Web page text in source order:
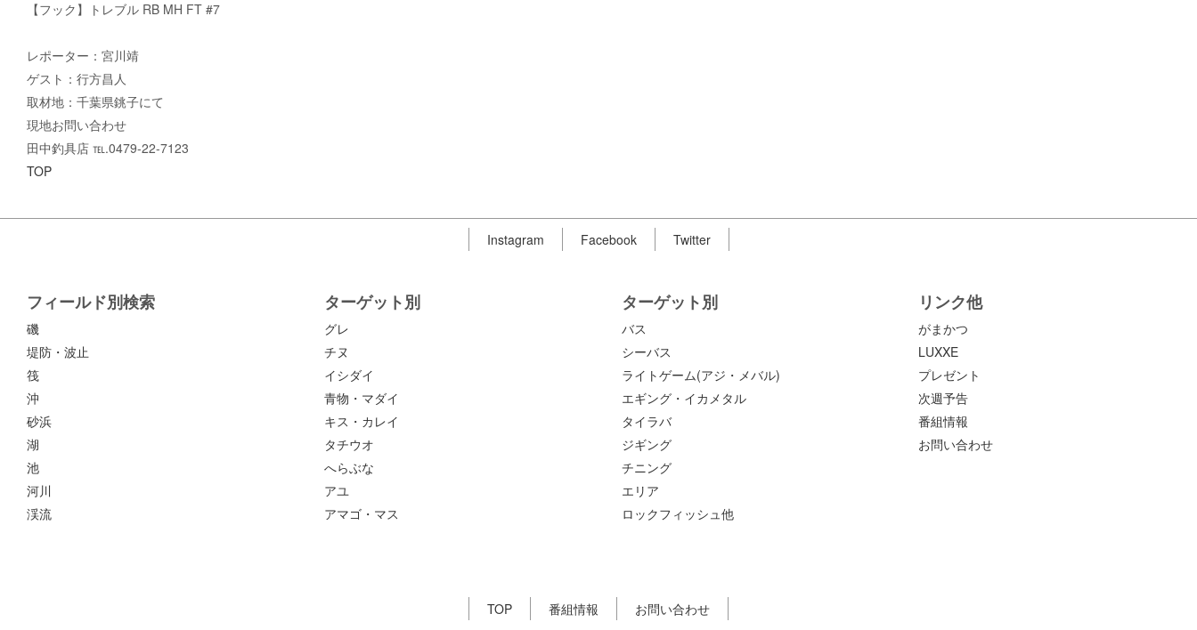
【フック】トレブル RB MH FT #7
レポーター：宮川靖
ゲスト：行方昌人
取材地：千葉県銚子にて
現地お問い合わせ
田中釣具店 ℡.0479-22-7123
TOP
Instagram Facebook Twitter
フィールド別検索
磯
堤防・波止
筏
沖
砂浜
湖
池
河川
渓流
ターゲット別
グレ
チヌ
イシダイ
青物・マダイ
キス・カレイ
タチウオ
へらぶな
アユ
アマゴ・マス
ターゲット別
バス
シーバス
ライトゲーム(アジ・メバル)
エギング・イカメタル
タイラバ
ジギング
チニング
エリア
ロックフィッシュ他
リンク他
がまかつ
LUXXE
プレゼント
次週予告
番組情報
お問い合わせ
TOP 番組情報 お問い合わせ